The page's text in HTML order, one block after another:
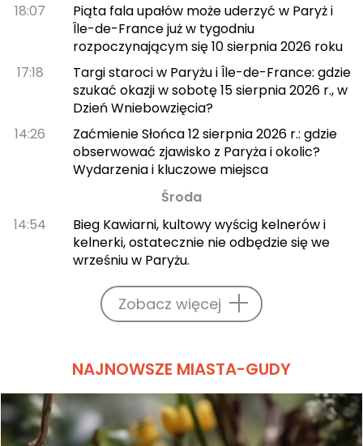
18:07
Piąta fala upałów może uderzyć w Paryż i
Île-de-France już w tygodniu
rozpoczynającym się 10 sierpnia 2026 roku
17:18
Targi staroci w Paryżu i Île-de-France: gdzie
szukać okazji w sobotę 15 sierpnia 2026 r., w
Dzień Wniebowzięcia?
14:26
Zaćmienie Słońca 12 sierpnia 2026 r.: gdzie
obserwować zjawisko z Paryża i okolic?
Wydarzenia i kluczowe miejsca
Środa
14:54
Bieg Kawiarni, kultowy wyścig kelnerów i
kelnerki, ostatecznie nie odbędzie się we
wrześniu w Paryżu.
Zobacz więcej
NAJNOWSZE MIASTA-GUDY